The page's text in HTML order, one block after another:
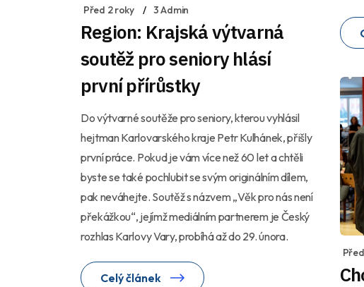
Před 2 roky 3 Admin
Region: Krajská výtvarná
soutěž pro seniory hlásí
první přírůstky
Do výtvarné soutěže pro seniory, kterou vyhlásil
hejtman Karlovarského kraje Petr Kulhánek, přišly
první práce. Pokud je vám více než 60 let a chtěli
byste se také pochlubit se svým originálním dílem,
pak neváhejte. Soutěž s názvem „Věk pro nás není
překážkou“, jejímž mediálním partnerem je Český
rozhlas Karlovy Vary, probíhá až do 29. února.
Celý článek